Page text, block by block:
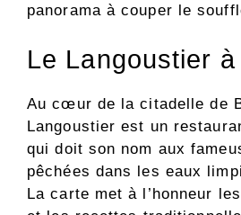
panorama à couper le
Le Langoustier
Au cœur de la citadelle de
Langoustier est un
qui doit son nom aux
pêchées dans les eaux
La carte met à l’honneur